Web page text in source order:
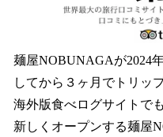
麺屋NOBUNAGAが2024
してから３ヶ月でトリッ
海外版食べログサイトで
新しくオープンする麺屋